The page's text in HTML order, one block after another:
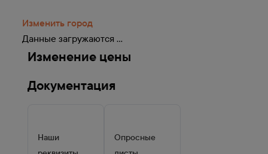
Изменить город
Данные загружаются ...
Изменение цены
Документация
Наши
Опросные